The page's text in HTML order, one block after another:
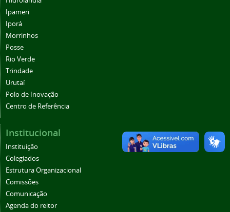
Ipameri
Iporá
Morrinhos
Posse
Rio Verde
Trindade
Urutaí
Polo de Inovação
Centro de Referência
Institucional
Instituição
Colegiados
Estrutura Organizacional
Comissões
Comunicação
Agenda do reitor